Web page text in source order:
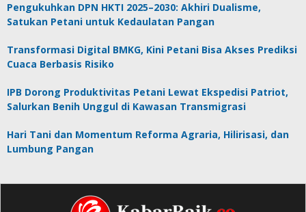
Pengukuhkan DPN HKTI 2025–2030: Akhiri Dualisme,
Satukan Petani untuk Kedaulatan Pangan
Transformasi Digital BMKG, Kini Petani Bisa Akses Prediksi
Cuaca Berbasis Risiko
IPB Dorong Produktivitas Petani Lewat Ekspedisi Patriot,
Salurkan Benih Unggul di Kawasan Transmigrasi
Hari Tani dan Momentum Reforma Agraria, Hilirisasi, dan
Lumbung Pangan